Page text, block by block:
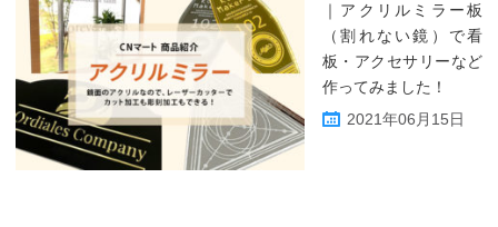
｜アクリルミラー板
（割れない鏡）で看
板・アクセサリーなど
作ってみました！
2021年06月15日